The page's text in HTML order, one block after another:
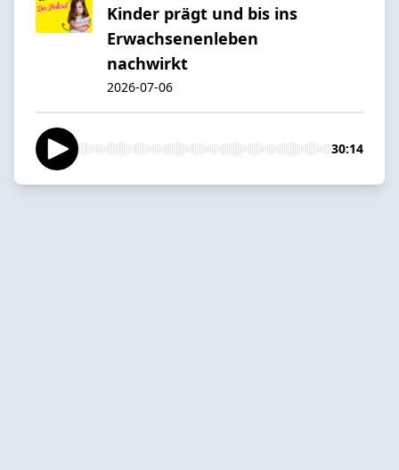
Kinder prägt und bis ins
Erwachsenenleben
nachwirkt
2026-07-06
30:14